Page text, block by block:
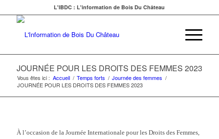
L'IBDC : L'information de Bois Du Château
JOURNÉE POUR LES DROITS DES FEMMES 2023
Vous êtes ici : Accueil / Temps forts / Journée des femmes /
JOURNÉE POUR LES DROITS DES FEMMES 2023
À l’occasion de la Journée Internationale pour les Droits des Femmes,